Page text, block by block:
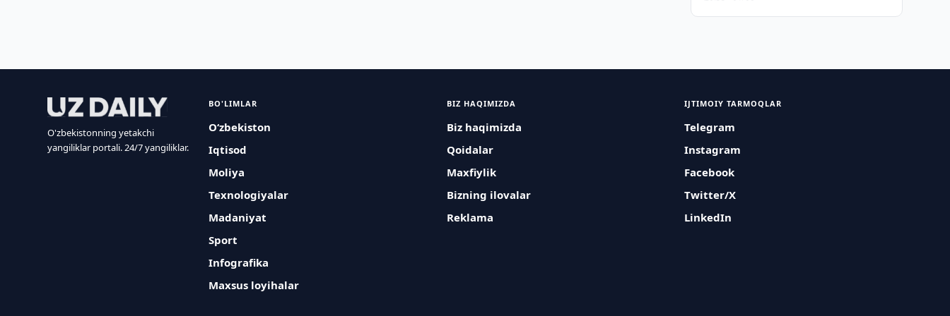
O'zbekistonning yetakchi
yangiliklar portali. 24/7 yangiliklar.
BO'LIMLAR
O‘zbekiston
Iqtisod
Moliya
Texnologiyalar
Madaniyat
Sport
Infografika
Maxsus loyihalar
BIZ HAQIMIZDA
Biz haqimizda
Qoidalar
Maxfiylik
Bizning ilovalar
Reklama
IJTIMOIY TARMOQLAR
Telegram
Instagram
Facebook
Twitter/X
LinkedIn